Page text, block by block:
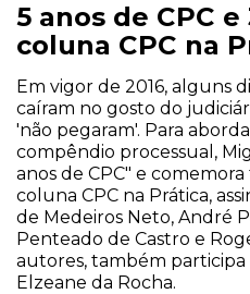
5 anos de CPC e
coluna CPC na
Em vigor de 2016, alguns
caíram no gosto do
'não pegaram'. Para
compêndio processual,
anos de CPC" e
coluna CPC na Prática,
de Medeiros Neto, André
Penteado de Castro e
autores, também
Elzeane da Rocha.